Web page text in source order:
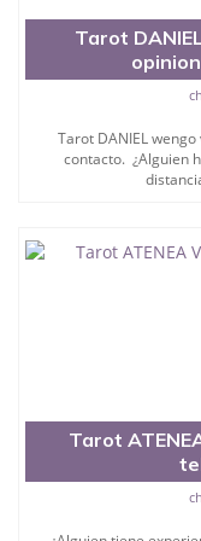
Tarot
Tarot DANIEL
contacto. ¿Alguien
Tarot